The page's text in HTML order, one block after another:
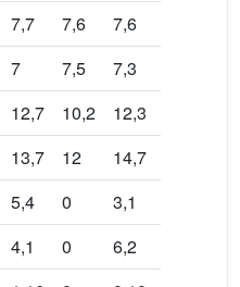
7,7 7,6 7,6
7 7,5 7,3
12,7 10,2 12,3
13,7 12 14,7
5,4 0 3,1
4,1 0 6,2